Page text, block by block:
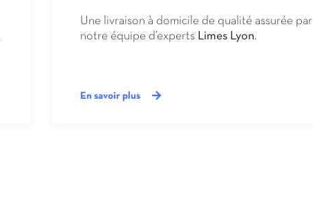
Une livraison à domicile de qualité assurée par
notre équipe d’experts Limes Lyon.
En savoir plus